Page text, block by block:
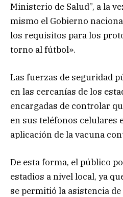
Ministerio de Salud”, a la
mismo el Gobierno
los requisitos para los
torno al fútbol».
Las fuerzas de seguridad
en las cercanías de los
encargadas de controlar
en sus teléfonos celulares
aplicación de la vacuna
De esta forma, el público
estadios a nivel local, ya
se permitió la asistencia